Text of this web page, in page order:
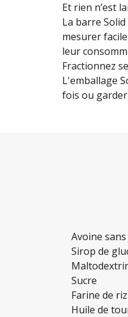
Et rien n’est
La barre
mesurer
leur
Fractionnez
L'emballage
fois ou
Avoine
Sirop de
Sucre
Farine de riz
Huile de